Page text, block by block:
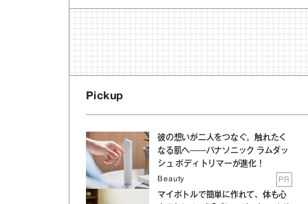
Pickup
彼の想いが二人をつなぐ。触れたく
なる肌へ──パナソニック ラムダッ
シュ ボディトリマーが進化！
Beauty PR
マイボトルで簡単に作れて、体も心